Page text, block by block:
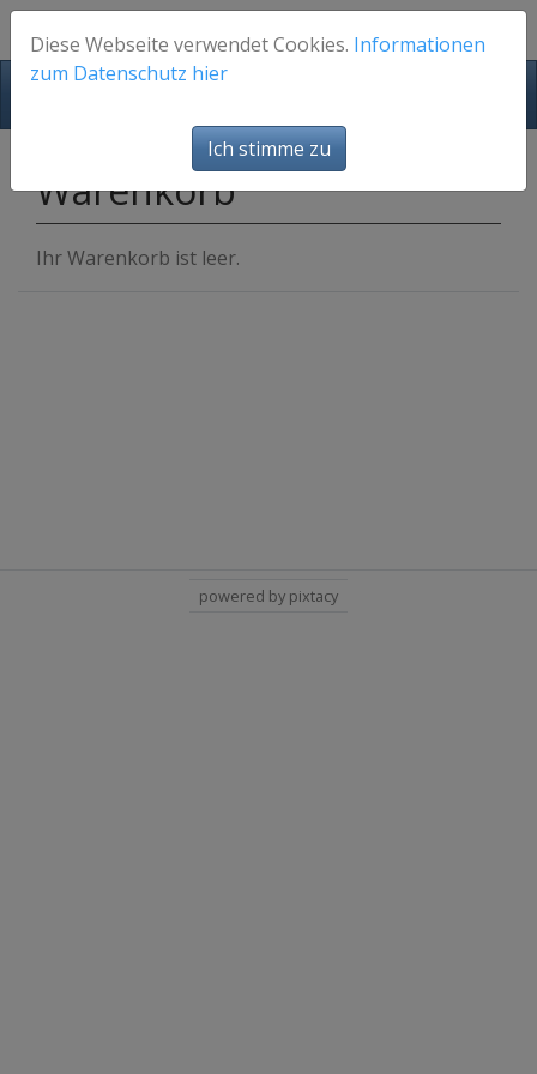
Warenkorb
Ihr Warenkorb ist leer.
Diese Webseite verwendet Cookies. Informationen
zum Datenschutz hier
Ich stimme zu
powered by pixtacy